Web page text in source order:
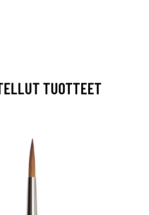
TUOTTEET